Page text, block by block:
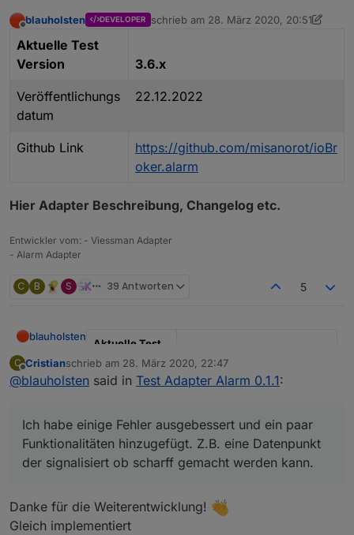
Offline
blauholsten DEVELOPER schrieb am 28. März 2020, 20:51
zuletzt editiert von blauholsten1. Juni
Aktuelle Test
Version
3.6.x
Veröffentlichungs
datum
22.12.2022
Github Link
https://github.com/misanorot/ioBr
oker.alarm
Hier Adapter Beschreibung, Changelog etc.
Entwickler vom: - Viessman Adapter
- Alarm Adapter
C B S 39 Antworten 5
blauholsten
Aktuelle Test
Version
3.6.x
Veröffentlichun
22.12.2022
Github Link
https://github.com/misanorot/
ioBroker.alarm
C
Offline
Cristianschrieb am 28. März 2020, 22:47
zuletzt editiert von
@blauholsten said in Test Adapter Alarm 0.1.1:
Ich habe einige Fehler ausgebessert und ein paar
Funktionalitäten hinzugefügt. Z.B. eine Datenpunkt
der signalisiert ob scharff gemacht werden kann.
Danke für die Weiterentwicklung!
Gleich implementiert